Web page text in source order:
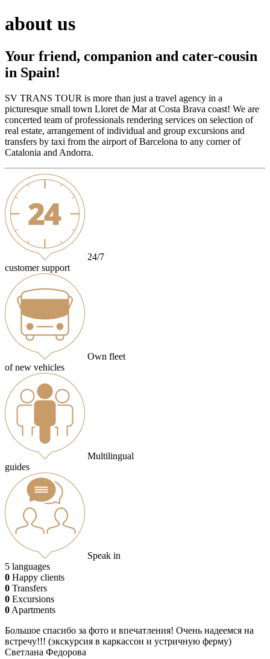
about us
Your friend, companion and cater-cousin
in Spain!
SV TRANS TOUR is more than just a travel agency in a
picturesque small town Lloret de Mar at Costa Brava coast! We are
concerted team of professionals rendering services on selection of
real estate, arrangement of individual and group excursions and
transfers by taxi from the airport of Barcelona to any corner of
Catalonia and Andorra.
24/7
customer support
Own fleet
of new vehicles
Multilingual
guides
Speak in
5 languages
0 Happy clients
0 Transfers
0 Excursions
0 Apartments
Большое спасибо за фото и впечатления! Очень надеемся на
встречу!!! (экскурсия в каркассон и устричную ферму)
Светлана Федорова